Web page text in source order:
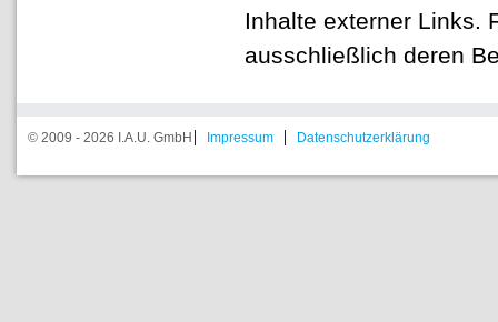
Inhalte externer Links.
ausschließlich deren
© 2009 - 2026 I.A.U. GmbH Impressum Datenschutzerklärung